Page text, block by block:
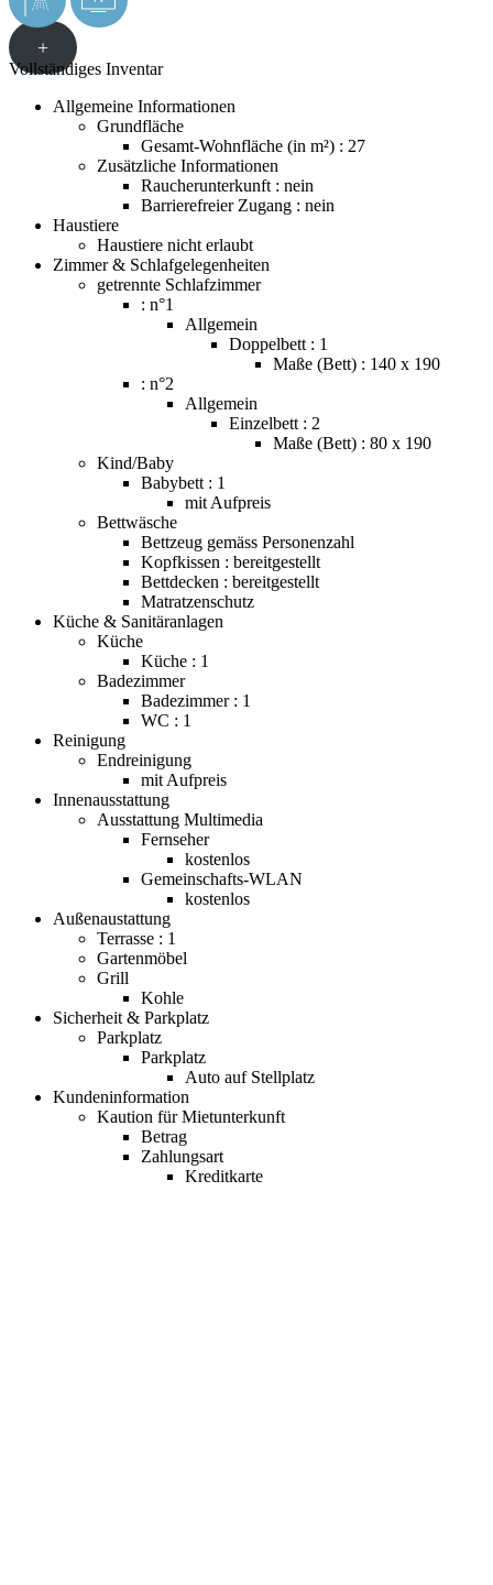
+
Vollständiges Inventar
Allgemeine Informationen
Grundfläche
Gesamt-Wohnfläche (in m²) : 27
Zusätzliche Informationen
Raucherunterkunft : nein
Barrierefreier Zugang : nein
Haustiere
Haustiere nicht erlaubt
Zimmer & Schlafgelegenheiten
getrennte Schlafzimmer
: n°1
Allgemein
Doppelbett : 1
Maße (Bett) : 140 x 190
: n°2
Allgemein
Einzelbett : 2
Maße (Bett) : 80 x 190
Kind/Baby
Babybett : 1
mit Aufpreis
Bettwäsche
Bettzeug gemäss Personenzahl
Kopfkissen : bereitgestellt
Bettdecken : bereitgestellt
Matratzenschutz
Küche & Sanitäranlagen
Küche
Küche : 1
Badezimmer
Badezimmer : 1
WC : 1
Reinigung
Endreinigung
mit Aufpreis
Innenausstattung
Ausstattung Multimedia
Fernseher
kostenlos
Gemeinschafts-WLAN
kostenlos
Außenaustattung
Terrasse : 1
Gartenmöbel
Grill
Kohle
Sicherheit & Parkplatz
Parkplatz
Parkplatz
Auto auf Stellplatz
Kundeninformation
Kaution für Mietunterkunft
Betrag
Zahlungsart
Kreditkarte